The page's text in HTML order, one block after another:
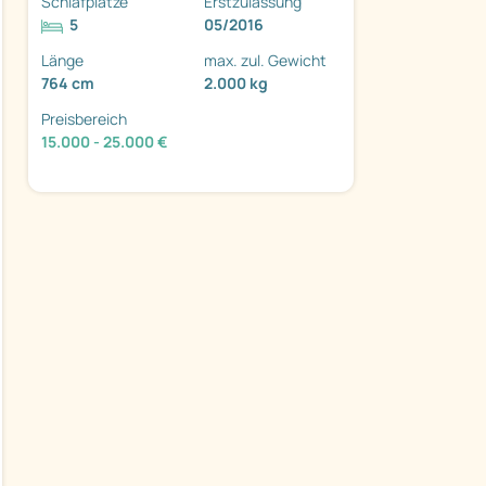
5
05/2016
Länge
764 cm
max. zul. Gewicht
2.000 kg
Preisbereich
15.000 - 25.000 €